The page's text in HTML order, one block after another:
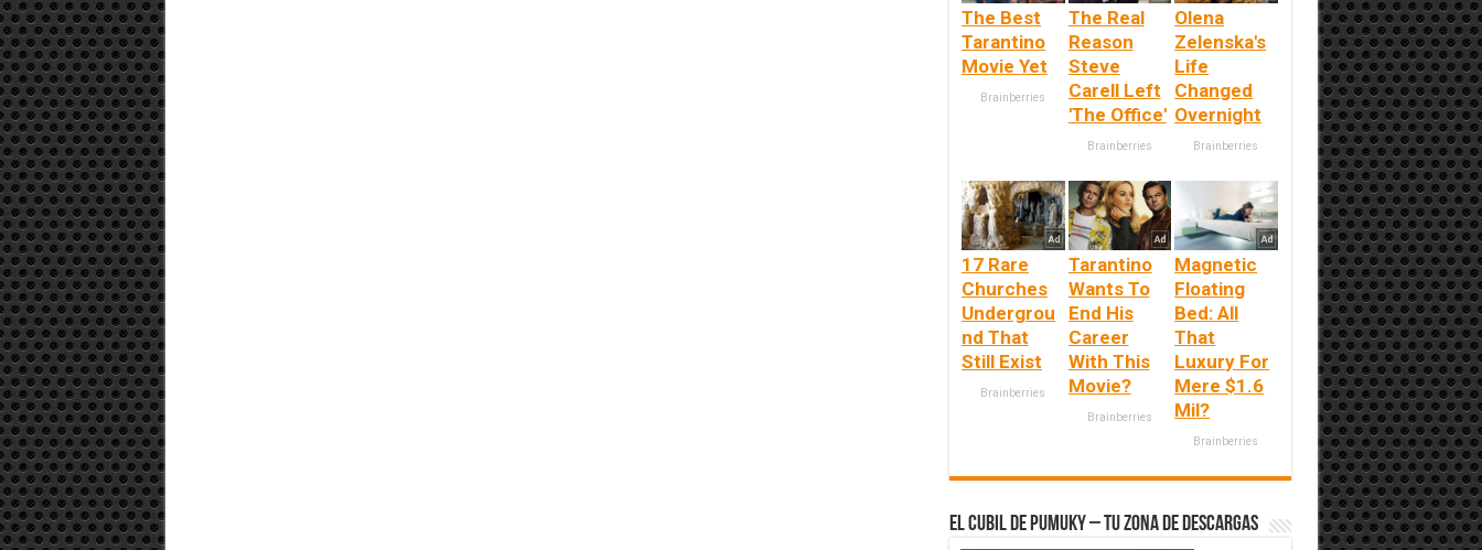
The Best
Tarantino
Movie Yet
Brainberries
The Real
Reason
Steve
Carell Left
'The Office'
Brainberries
Olena
Zelenska's
Life
Changed
Overnight
Brainberries
17 Rare
Churches
Undergrou
nd That
Still Exist
Brainberries
Tarantino
Wants To
End His
Career
With This
Movie?
Brainberries
Magnetic
Floating
Bed: All
That
Luxury For
Mere $1.6
Mil?
Brainberries
El Cubil de Pumuky – Tu zona de Descargas